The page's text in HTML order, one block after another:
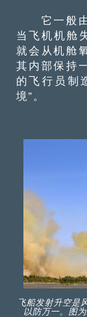
它一般由
当飞机机舱
就会从机舱
其内部保持
的飞行员制
境”。
飞船发射升空是
以防万一。图